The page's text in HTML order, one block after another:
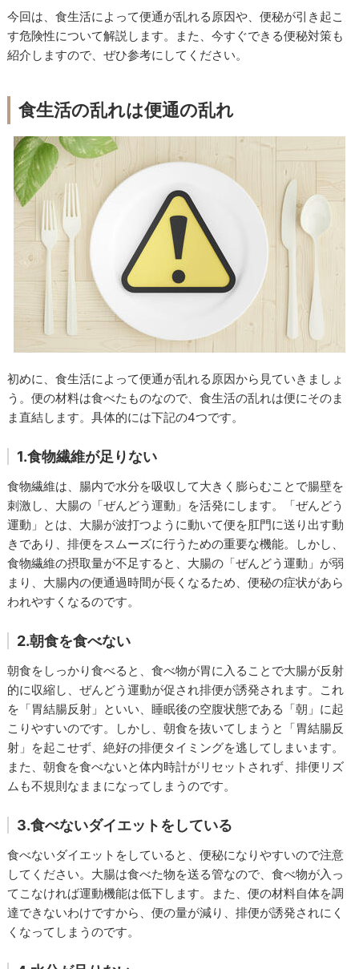
今回は、食生活によって便通が乱れる原因や、便秘が引き起こ
す危険性について解説します。また、今すぐできる便秘対策も
紹介しますので、ぜひ参考にしてください。
食生活の乱れは便通の乱れ
初めに、食生活によって便通が乱れる原因から見ていきましょ
う。便の材料は食べたものなので、食生活の乱れは便にそのま
ま直結します。具体的には下記の4つです。
1.食物繊維が足りない
食物繊維は、腸内で水分を吸収して大きく膨らむことで腸壁を
刺激し、大腸の「ぜんどう運動」を活発にします。「ぜんどう
運動」とは、大腸が波打つように動いて便を肛門に送り出す動
きであり、排便をスムーズに行うための重要な機能。しかし、
食物繊維の摂取量が不足すると、大腸の「ぜんどう運動」が弱
まり、大腸内の便通過時間が長くなるため、便秘の症状があら
われやすくなるのです。
2.朝食を食べない
朝食をしっかり食べると、食べ物が胃に入ることで大腸が反射
的に収縮し、ぜんどう運動が促され排便が誘発されます。これ
を「胃結腸反射」といい、睡眠後の空腹状態である「朝」に起
こりやすいのです。しかし、朝食を抜いてしまうと「胃結腸反
射」を起こせず、絶好の排便タイミングを逃してしまいます。
また、朝食を食べないと体内時計がリセットされず、排便リズ
ムも不規則なままになってしまうのです。
3.食べないダイエットをしている
食べないダイエットをしていると、便秘になりやすいので注意
してください。大腸は食べた物を送る管なので、食べ物が入っ
てこなければ運動機能は低下します。また、便の材料自体を調
達できないわけですから、便の量が減り、排便が誘発されにく
くなってしまうのです。